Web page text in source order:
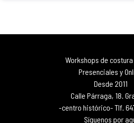
Workshops de
Presenciales y
Desde 2011
Calle Párraga, 18.
-centro histórico- Tlf.
Síguenos por